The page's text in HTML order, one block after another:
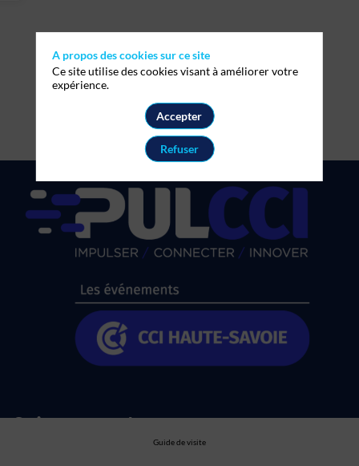
Suivez nous !
Guide de visite
A propos des cookies sur ce site
Ce site utilise des cookies visant à améliorer votre
expérience.
Accepter
Refuser